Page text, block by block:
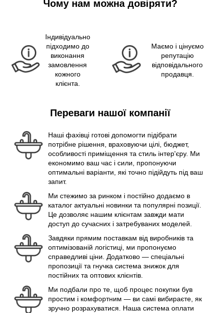
Чому нам можна довіряти?
Індивідуально
підходимо до
виконання
замовлення
кожного
клієнта.
Маємо і цінуємо
репутацію
відповідального
продавця.
Переваги нашої компанії
Наші фахівці готові допомогти підібрати
потрібне рішення, враховуючи цілі, бюджет,
особливості приміщення та стиль інтер'єру. Ми
економимо ваш час і сили, пропонуючи
оптимальні варіанти, які точно підійдуть під ваш
запит.
Ми стежимо за ринком і постійно додаємо в
каталог актуальні новинки та популярні позиції.
Це дозволяє нашим клієнтам завжди мати
доступ до сучасних і затребуваних моделей.
Завдяки прямим поставкам від виробників та
оптимізованій логістиці, ми пропонуємо
справедливі ціни. Додатково — спеціальні
пропозиції та гнучка система знижок для
постійних та оптових клієнтів.
Ми подбали про те, щоб процес покупки був
простим і комфортним — ви самі вибираєте, як
зручно розрахуватися. Наша система оплати